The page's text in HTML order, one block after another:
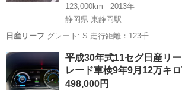
123,000km
2013年
静岡県 東静岡駅
日産リーフ グレート: S 走行距離：123千…
静岡 静岡市 東静岡駅 リーフ
平成30年式11セグ日産リ
レード車検9年9月12万キ
498,000円